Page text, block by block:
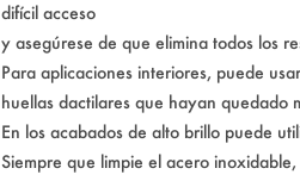
difícil acceso
y asegúrese de que elimina todos los
Para aplicaciones interiores, puede
huellas dactilares que hayan quedado
En los acabados de alto brillo puede
Siempre que limpie el acero